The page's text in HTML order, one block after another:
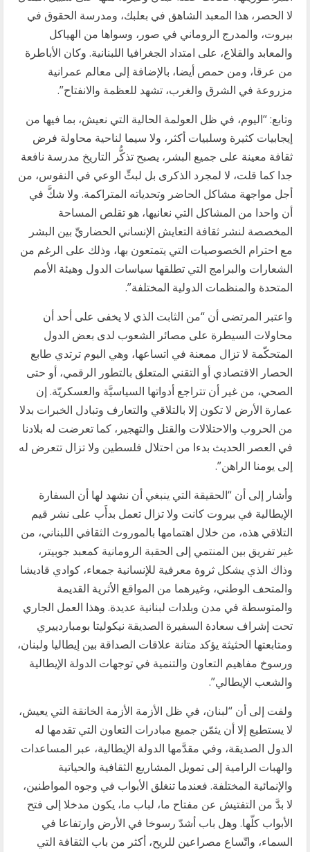
لا الحصر، هذا المعبد الشاهق في بعلبك، ومدرسة الحقوق في
بيروت، والمدرج الروماني في صور، وسواها من الهياكل
والمعابد والقلاع، على امتداد الجغرافيا اللبنانية. وكان الأباطرة
من عرقا، ومن حمص أيضا، بالإضافة إلى معالم عمرانية
مزروعة في الشرق والغرب، تشهد للعظمة والانفتاح”.
وتابع: “​اليوم، في ظل العولمة الحالية التي نعيش، بما فيها من
إيجابيات كثيرة وسلبيات أكثر، ولا سيما لناحية محاولة فرض
ثقافة معينة على جميع البشر، يصبح تذكُّر التاريخ مدرسة نافعة
جدا كما قلت، لا لمجرد الذكرى بل لبثِّ الوعي في النفوس، من
أجل مواجهة مشاكل الحاضر وتحدياته المتراكمة. ولا شكَّ في
أن واحدا من المشاكل التي نعانيها، هو تقلص المساحة
المخصصة لنشر ثقافة التعايش الإنساني الحضاريِّ بين البشر
مع احترام الخصوصيات التي يتمتعون بها، وذلك على الرغم من
الشعارات والبرامج التي تطلقها سياسات الدول وهيئة الأمم
المتحدة والمنظمات الدولية المختلفة”.
واعتبر المرتضى أن “من الثابت الذي لا يخفى على أحد أن
محاولات السيطرة على مصائر الشعوب لدى بعض الدول
المتحكّمة لا تزال ممعنة في اتساعها، وهي اليوم ترتدي طابع
الحصار الاقتصادي أو التقني المتعلق بالتطور الرقمي، أو حتى
الصحي، من غير أن تتراجع أدواتها السياسيَّة والعسكريّة. إن
عمارة الأرض لا تكون إلا بالتلاقي والتعارف وتبادل الخبرات بدلا
من الحروب والاحتلالات والقتل والتهجير، كما تعرضت له بلادنا
في العصر الحديث بدءا من احتلال فلسطين ولا تزال تتعرض له
إلى يومنا الراهن”.
​وأشار إلى أن “الحقيقة التي ينبغي أن نشهد لها أن السفارة
الإيطالية في بيروت كانت ولا تزال تعمل بدأَب على نشر قيم
التلاقي هذه، من خلال اهتمامها بالموروث الثقافي اللبناني، من
غير تفريق بين المنتمي إلى الحقبة الرومانية كمعبد جوبيتر،
وذاك الذي يشكل ثروة معرفية للإنسانية جمعاء، كوادي قاديشا
والمتحف الوطني، وغيرهما من المواقع الأثرية القديمة
والمتوسطة في مدن وبلدات لبنانية عديدة. وهذا العمل الجاري
تحت إشراف سعادة السفيرة الصديقة نيكوليتا بومباردييري
ومتابعتها الحثيثة يؤكد متانة علاقات الصداقة بين إيطاليا ولبنان،
ورسوخ مفاهيم التعاون والتنمية في توجهات الدولة الإيطالية
والشعب الإيطالي”.
ولفت إلى أن “لبنان، في ظل الأزمة الأزمة الخانقة التي يعيش،
لا يستطيع إلا أن يثمّن جميع مبادرات التعاون التي تقدمها له
الدول الصديقة، وفي مقدَّمها الدولة الإيطالية، عبر المساعدات
والهبات الرامية إلى تمويل المشاريع الثقافية والحياتية
والإنمائية المختلفة. فعندما تنغلق الأبواب في وجوه المواطنين،
لا بدَّ من التفتيش عن مفتاح ما، لباب ما، يكون مدخلا إلى فتح
الأبواب كلّها. وهل باب أشدّ رسوخا في الأرض وارتفاعا في
السماء، واتّساع مصراعين للريح، أكثر من باب الثقافة التي